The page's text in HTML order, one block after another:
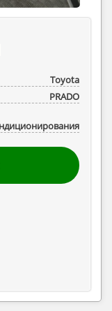
Toyota
PRADO